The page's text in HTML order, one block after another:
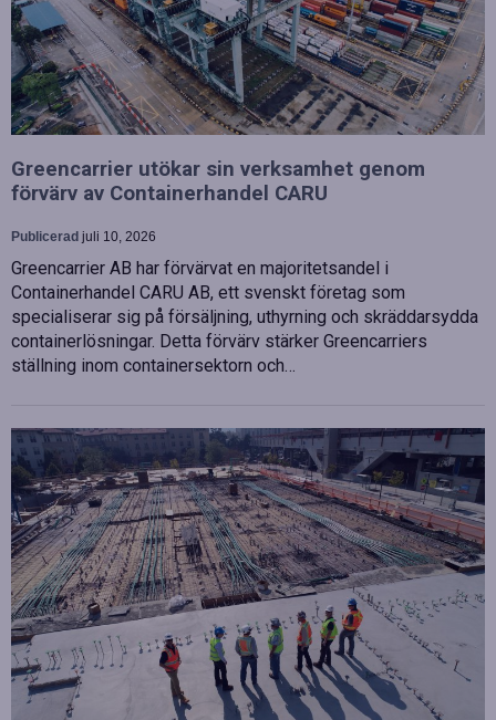
Greencarrier utökar sin verksamhet genom
förvärv av Containerhandel CARU
Publicerad juli 10, 2026
Greencarrier AB har förvärvat en majoritetsandel i
Containerhandel CARU AB, ett svenskt företag som
specialiserar sig på försäljning, uthyrning och skräddarsydda
containerlösningar. Detta förvärv stärker Greencarriers
ställning inom containersektorn och…